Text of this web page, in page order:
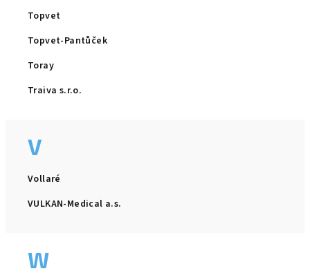
Topvet
Topvet-Pantůček
Toray
Traiva s.r.o.
V
Vollaré
VULKAN-Medical a.s.
W